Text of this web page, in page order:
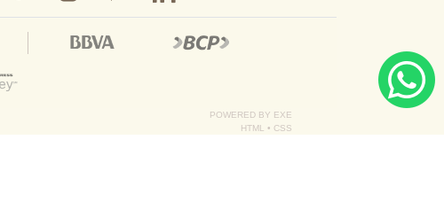
POWERED BY EXE
HTML
• CSS